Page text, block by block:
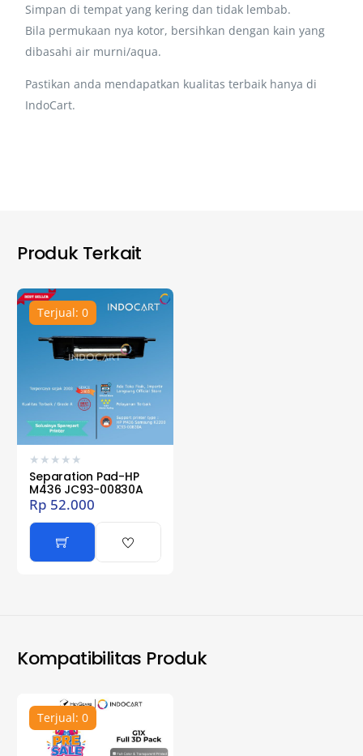
Simpan di tempat yang kering dan tidak lembab.
Bila permukaan nya kotor, bersihkan dengan kain yang
dibasahi air murni/aqua.
Pastikan anda mendapatkan kualitas terbaik hanya di
IndoCart.
Produk Terkait
Terjual: 0
★ ★ ★ ★ ★
Separation Pad-HP
M436 JC93-00830A
Rp 52.000
Kompatibilitas Produk
Terjual: 0